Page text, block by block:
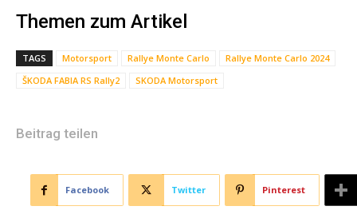
Themen zum Artikel
TAGS Motorsport Rallye Monte Carlo
Rallye Monte Carlo 2024
ŠKODA FABIA RS Rally2
SKODA Motorsport
Beitrag teilen
Facebook Twitter Pinterest